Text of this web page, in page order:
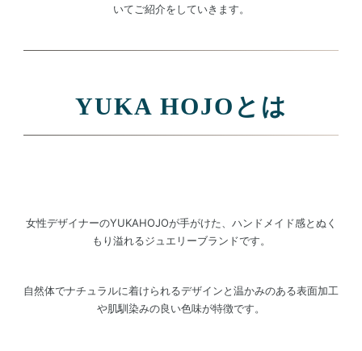
いてご紹介をしていきます。
YUKA HOJOとは
女性デザイナーのYUKAHOJOが手がけた、ハンドメイド感とぬく
もり溢れるジュエリーブランドです。
自然体でナチュラルに着けられるデザインと温かみのある表面加工
や肌馴染みの良い色味が特徴です。